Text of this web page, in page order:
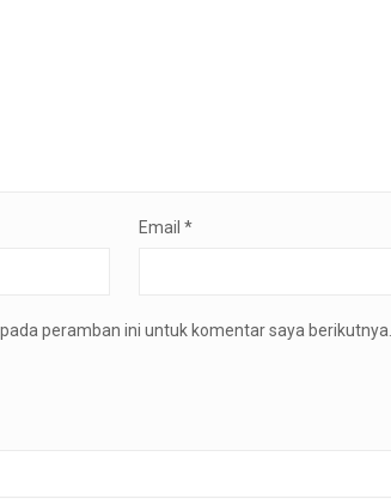
Email*
peramban ini untuk komentar saya berikutnya.